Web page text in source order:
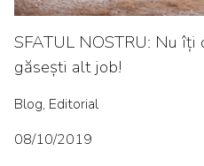
SFATUL NOSTRU: Nu
găsești alt job!
Blog, Editorial
08/10/2019